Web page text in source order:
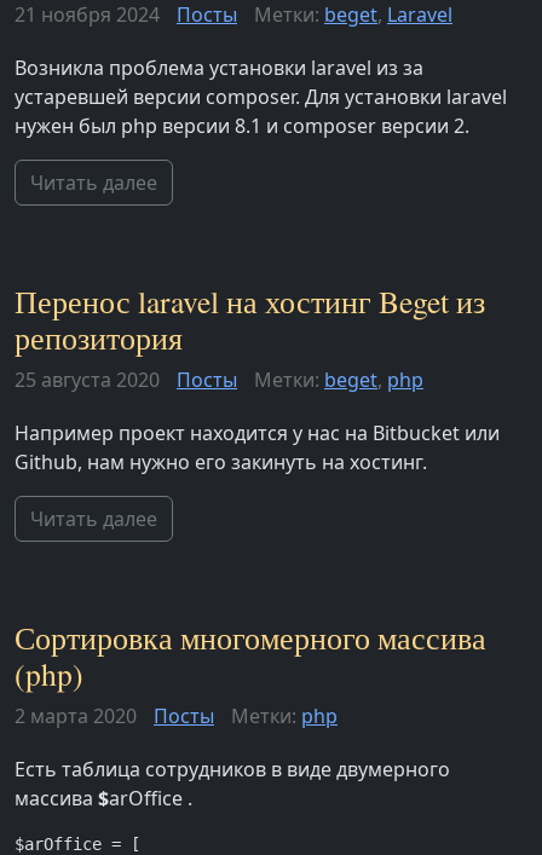
21 ноября 2024 Посты Метки: beget, Laravel
Возникла проблема установки laravel из за
устаревшей версии composer. Для установки laravel
нужен был php версии 8.1 и composer версии 2.
Читать далее
Перенос laravel на хостинг Beget из
репозитория
25 августа 2020 Посты Метки: beget, php
Например проект находится у нас на Bitbucket или
Github, нам нужно его закинуть на хостинг.
Читать далее
Сортировка многомерного массива
(php)
2 марта 2020 Посты Метки: php
Есть таблица сотрудников в виде двумерного
массива $arOffice .
$arOffice = [